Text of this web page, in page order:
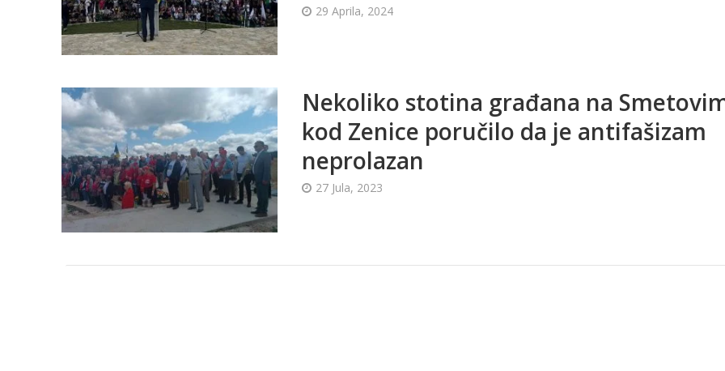
29 Aprila, 2024
Nekoliko stotina građana na
kod Zenice poručilo da je antifašizam
neprolazan
27 Jula, 2023